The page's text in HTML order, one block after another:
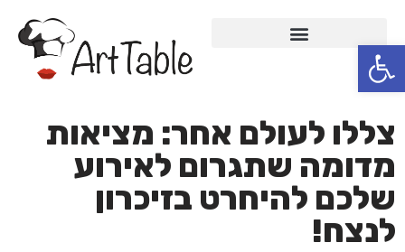
פתח סרגל נגישות
Skip
to
content
צללו לעולם אחר: מציאות
מדומה שתגרום לאירוע
שלכם להיחרט בזיכרון
לנצח!